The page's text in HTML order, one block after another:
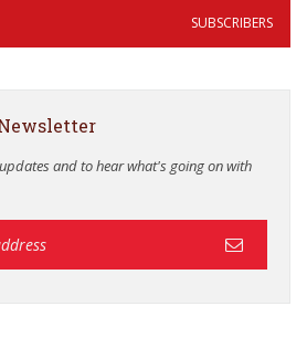
SUBSCRIBERS
and to hear what's going on with